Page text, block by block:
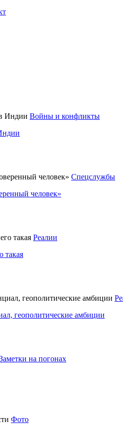
Войны и конфликты
Спецслужбы
человек»
Реалии
такая
геополитические амбиции
на погонах
Фото